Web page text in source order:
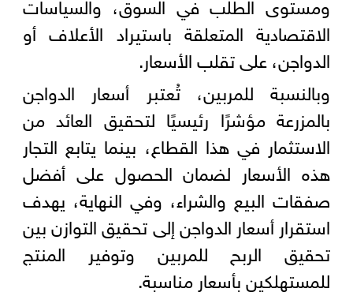
الاقتصادية المتعلقة باستيراد الأعلاف أو
الدواجن، على تقلب الأسعار.
وبالنسبة للمربين، تُعتبر أسعار الدواجن
بالمزرعة مؤشرًا رئيسيًا لتحقيق العائد من
الاستثمار في هذا القطاع، بينما يتابع التجار
هذه الأسعار لضمان الحصول على أفضل
صفقات البيع والشراء، وفي النهاية، يهدف
استقرار أسعار الدواجن إلى تحقيق التوازن بين
تحقيق الربح للمربين وتوفير المنتج
للمستهلكين بأسعار مناسبة.